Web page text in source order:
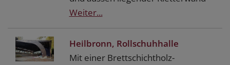
Weiter...
Heilbronn, Rollschuhhalle
Mit einer Brettschichtholz-